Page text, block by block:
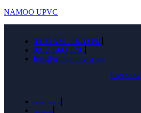
NAMOO UPVC
09.00 AM - 16.30 PM
0812-1993-1701
Info@namooupvc.com
Facebook
09.00 AM - 16.30 PM
0812-1993-1701